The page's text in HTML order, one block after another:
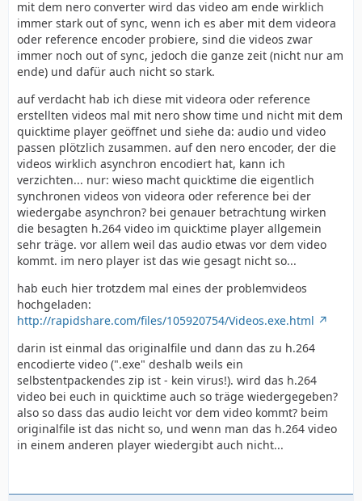
mit dem nero converter wird das video am ende wirklich
immer stark out of sync, wenn ich es aber mit dem videora
oder reference encoder probiere, sind die videos zwar
immer noch out of sync, jedoch die ganze zeit (nicht nur am
ende) und dafür auch nicht so stark.
auf verdacht hab ich diese mit videora oder reference
erstellten videos mal mit nero show time und nicht mit dem
quicktime player geöffnet und siehe da: audio und video
passen plötzlich zusammen. auf den nero encoder, der die
videos wirklich asynchron encodiert hat, kann ich
verzichten... nur: wieso macht quicktime die eigentlich
synchronen videos von videora oder reference bei der
wiedergabe asynchron? bei genauer betrachtung wirken
die besagten h.264 video im quicktime player allgemein
sehr träge. vor allem weil das audio etwas vor dem video
kommt. im nero player ist das wie gesagt nicht so...
hab euch hier trotzdem mal eines der problemvideos
hochgeladen:
http://rapidshare.com/files/105920754/Videos.exe.html
darin ist einmal das originalfile und dann das zu h.264
encodierte video (".exe" deshalb weils ein
selbstentpackendes zip ist - kein virus!). wird das h.264
video bei euch in quicktime auch so träge wiedergegeben?
also so dass das audio leicht vor dem video kommt? beim
originalfile ist das nicht so, und wenn man das h.264 video
in einem anderen player wiedergibt auch nicht...